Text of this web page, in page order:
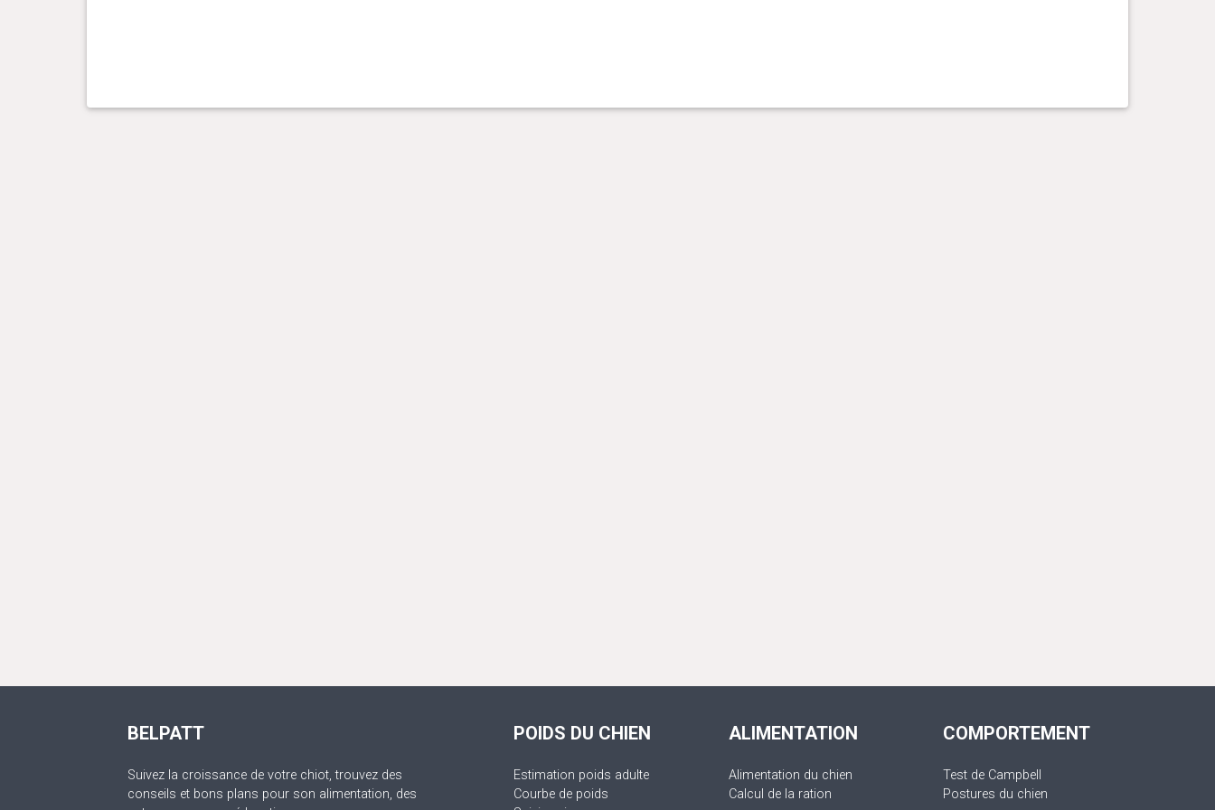
BELPATT
Suivez la croissance de votre chiot, trouvez des
conseils et bons plans pour son alimentation, des
POIDS DU CHIEN
Estimation poids adulte
Courbe de poids
ALIMENTATION
Alimentation du chien
Calcul de la ration
COMPORTEMENT
Test de Campbell
Postures du chien